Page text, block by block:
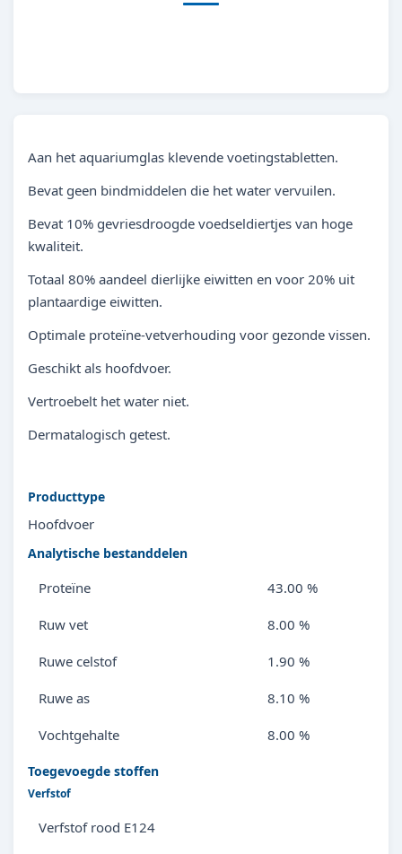
Aan het aquariumglas klevende voetingstabletten.
Bevat geen bindmiddelen die het water vervuilen.
Bevat 10% gevriesdroogde voedseldiertjes van hoge
kwaliteit.
Totaal 80% aandeel dierlijke eiwitten en voor 20% uit
plantaardige eiwitten.
Optimale proteïne-vetverhouding voor gezonde vissen.
Geschikt als hoofdvoer.
Vertroebelt het water niet.
Dermatalogisch getest.
Producttype
Hoofdvoer
Analytische bestanddelen
Proteïne 43.00 %
Ruw vet 8.00 %
Ruwe celstof 1.90 %
Ruwe as 8.10 %
Vochtgehalte 8.00 %
Toegevoegde stoffen
Verfstof
Verfstof rood E124